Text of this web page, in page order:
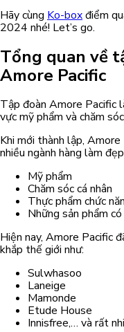
Hãy cùng Ko-boxđiểm
2024 nhé! Let’s go.
Tổng quan về
Amore Pacific
Tập đoàn Amore Pacific
vực mỹ phẩm và chăm
Khi mới thành lập,
nhiều ngành hàng làm
Mỹ phẩm
Chăm sóc cá nhân
Thực phẩm chức
Những sản phẩm
Hiện nay, Amore Pacific
khắp thế giới như:
Sulwhasoo
Laneige
Mamonde
Etude House
Innisfree,… và rất